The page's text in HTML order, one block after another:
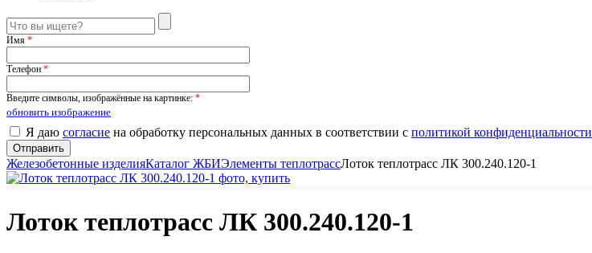
Имя *
Телефон *
Введите символы, изображённые на картинке: *
обновить изображение
Я даю согласие на обработку персональных данных в соответствии с политикой конфиденциальности
Железобетонные изделияКаталог ЖБИЭлементы теплотрассЛоток теплотрасс ЛК 300.240.120-1
Лоток теплотрасс ЛК 300.240.120-1